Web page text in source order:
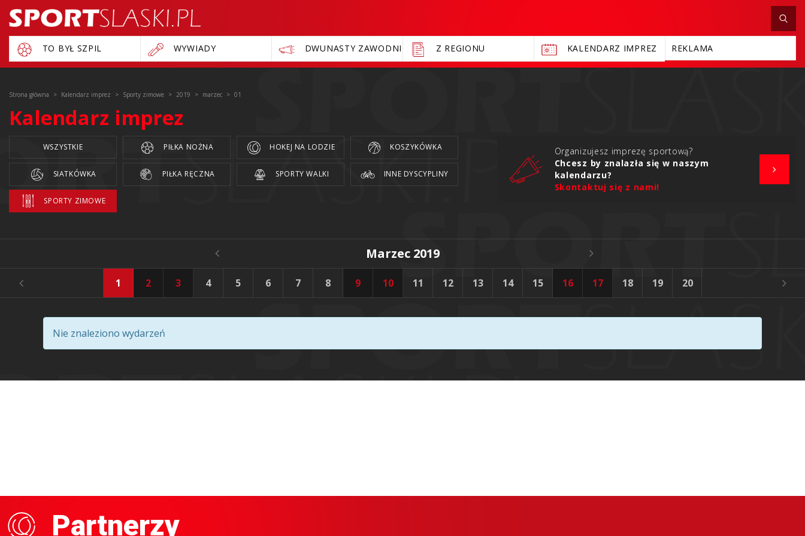
TO BYŁ SZPIL WYWIADY DWUNASTY ZAWODNIK Z REGIONU KALENDARZ IMPREZ REKLAMA
Strona główna Kalendarz imprez Sporty zimowe 2019 marzec 01
Kalendarz imprez
WSZYSTKIE PIŁKA NOŻNA HOKEJ NA LODZIE KOSZYKÓWKA
SIATKÓWKA PIŁKA RĘCZNA SPORTY WALKI INNE DYSCYPLINY
SPORTY ZIMOWE
Organizujesz imprezę sportową?
Chcesz by znalazła się w naszym
kalendarzu?
Skontaktuj się z nami!
Marzec 2019
1 2 3 4 5 6 7 8 9 10 11 12 13 14 15 16 17 18 19 20 23
Nie znaleziono wydarzeń
Partnerzy